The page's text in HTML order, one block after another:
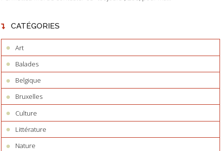
CATÉGORIES
Art
Balades
Belgique
Bruxelles
Culture
Littérature
Nature